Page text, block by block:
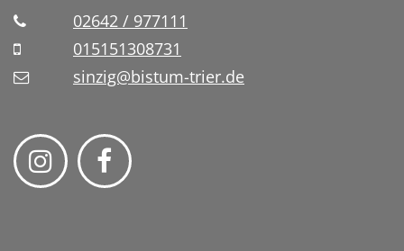
02642 / 977111
015151308731
sinzig@bistum-trier.de